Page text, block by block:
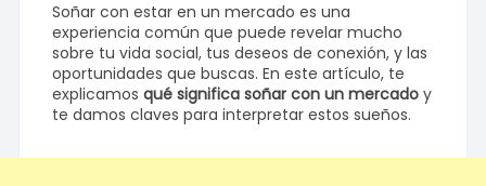
Soñar con estar en un mercado es una
experiencia común que puede revelar mucho
sobre tu vida social, tus deseos de conexión, y las
oportunidades que buscas. En este artículo, te
explicamosqué significa soñar con un mercado y
te damos claves para interpretar estos sueños.